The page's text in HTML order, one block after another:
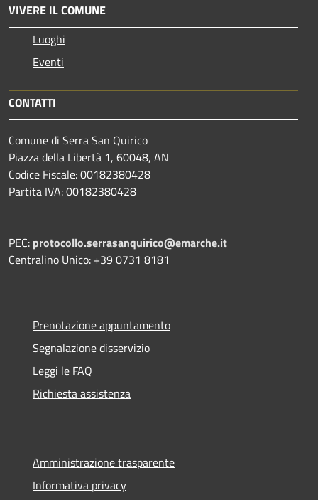
VIVERE IL COMUNE
Luoghi
Eventi
CONTATTI
Comune di Serra San Quirico
Piazza della Libertà 1, 60048, AN
Codice Fiscale: 00182380428
Partita IVA: 00182380428
PEC: protocollo.serrasanquirico@emarche.it
Centralino Unico: +39 0731 8181
Prenotazione appuntamento
Segnalazione disservizio
Leggi le FAQ
Richiesta assistenza
Amministrazione trasparente
Informativa privacy